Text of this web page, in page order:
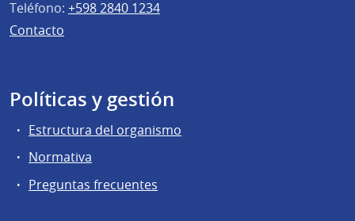
Teléfono: +598 2840 1234
Contacto
Políticas y gestión
Estructura del organismo
Normativa
Preguntas frecuentes